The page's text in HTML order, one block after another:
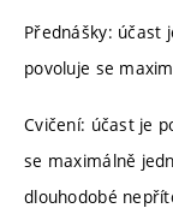
Přednášky: účast
povoluje se
Cvičení: účast je
se maximálně
dlouhodobé